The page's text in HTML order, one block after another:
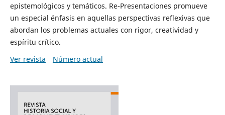
epistemológicos y temáticos. Re-Presentaciones promueve
un especial énfasis en aquellas perspectivas reflexivas que
abordan los problemas actuales con rigor, creatividad y
espíritu crítico.
Ver revista
Número actual